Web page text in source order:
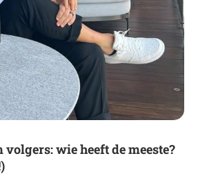
volgers: wie heeft de meeste?